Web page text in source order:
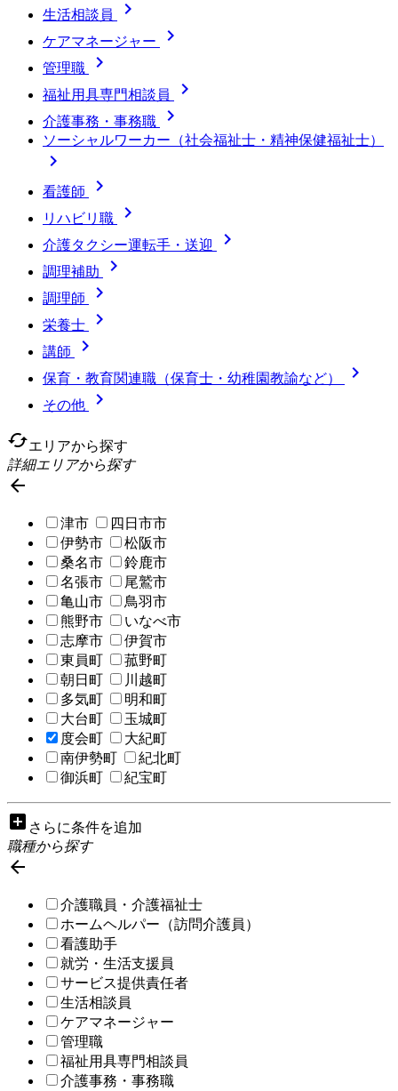
生活相談員 
ケアマネージャー 
管理職 
福祉用具専門相談員 
介護事務・事務職 
ソーシャルワーカー（社会福祉士・精神保健福祉士）

看護師 
リハビリ職 
介護タクシー運転手・送迎 
調理補助 
調理師 
栄養士 
講師 
保育・教育関連職（保育士・幼稚園教諭など） 
その他

cachedエリアから探す
詳細エリアから探す

津市
四日市市
伊勢市
松阪市
桑名市
鈴鹿市
名張市
尾鷲市
亀山市
鳥羽市
熊野市
いなべ市
志摩市
伊賀市
東員町
菰野町
朝日町
川越町
多気町
明和町
大台町
玉城町
度会町
大紀町
南伊勢町
紀北町
御浜町
紀宝町
add_box さらに条件を追加
職種から探す

介護職員・介護福祉士
ホームヘルパー（訪問介護員）
看護助手
就労・生活支援員
サービス提供責任者
生活相談員
ケアマネージャー
管理職
福祉用具専門相談員
介護事務・事務職